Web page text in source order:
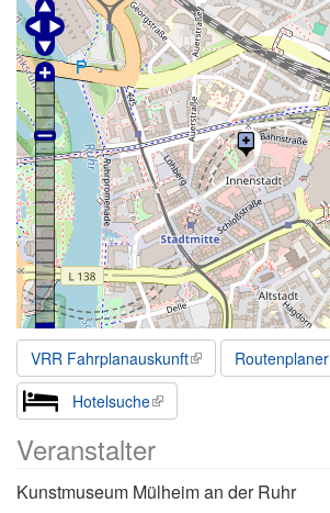
VRR Fahrplanauskunft
Routenplaner
Hotelsuche
Veranstalter
Kunstmuseum Mülheim an der Ruhr